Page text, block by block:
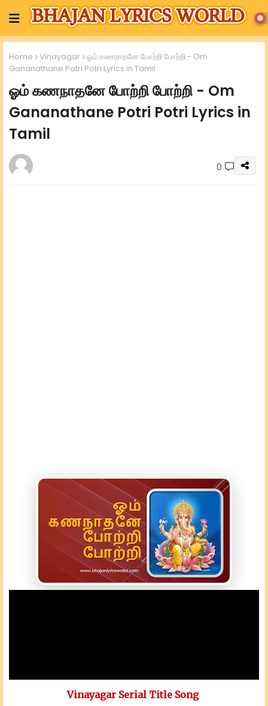
Home Vinayagar ஓம் கணநாதனே போற்றி போற்றி - Om
Gananathane Potri Potri Lyrics in Tamil
ஓம் கணநாதனே போற்றி போற்றி - Om
Gananathane Potri Potri Lyrics in
Tamil
0
Vinayagar Serial Title Song